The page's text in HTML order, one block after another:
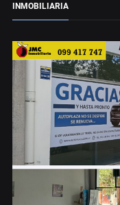
INMOBILIARIA